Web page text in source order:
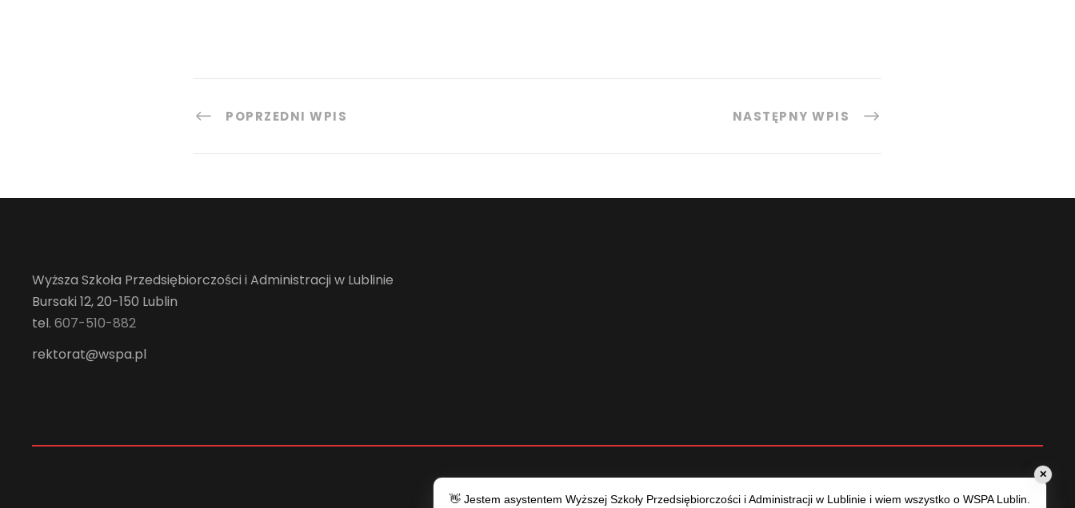
POPRZEDNI WPIS NASTĘPNY WPIS
Wyższa Szkoła Przedsiębiorczości i Administracji w Lublinie
Bursaki 12, 20-150 Lublin
tel. 607-510-882
rektorat@wspa.pl
✕
👋 Jestem asystentem Wyższej Szkoły Przedsiębiorczości i Administracji w Lublinie i wiem wszystko o WSPA Lublin.